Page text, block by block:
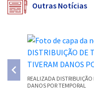
Outras Notícias
REALIZADA DISTRIBUIÇÃO
DANOS POR TEMPORAL